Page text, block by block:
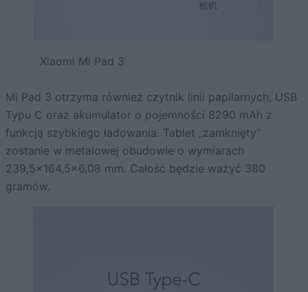
Xiaomi Mi Pad 3
Mi Pad 3 otrzyma również czytnik linii papilarnych, USB
Typu C oraz akumulator o pojemności 8290 mAh z
funkcją szybkiego ładowania. Tablet „zamknięty”
zostanie w metalowej obudowie o wymiarach
239,5×164,5×6,08 mm. Całość będzie ważyć 380
gramów.